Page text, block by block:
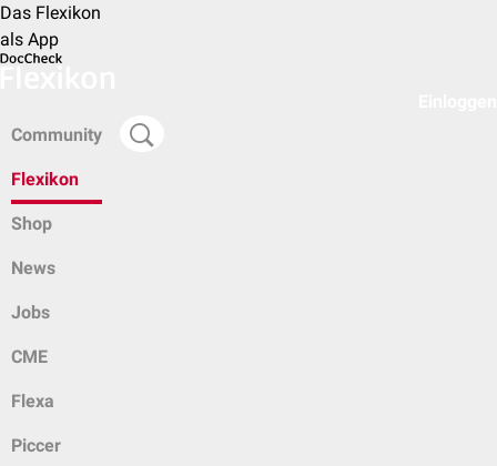
Das Flexikon
als App
Community
Flexikon
Shop
News
Jobs
CME
Flexa
Piccer